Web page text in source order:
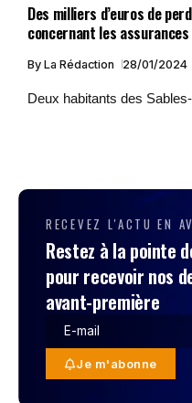
Des milliers d’euros de
concernant les
By La Rédaction 28/01/2024
Deux habitants des
RECEVEZ L'ACTU EN
Restez à la pointe
pour recevoir nos
avant-première
Je m'abonne